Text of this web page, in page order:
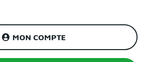
MON COMPTE